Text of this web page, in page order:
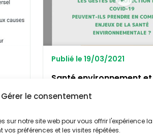
Gérer le consentement
sur notre site web pour vous offrir l'expérience
préférences et les visites répétées.
Publié le 19/03/2021
Santé environnement
: comprendre le virus
les bonnes questions